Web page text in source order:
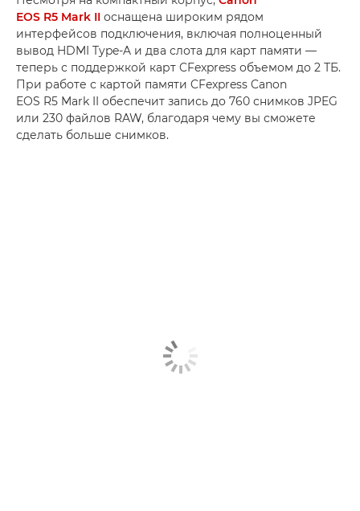
EOS R5 Mark II оснащена широким рядом
интерфейсов подключения, включая полноценный
вывод HDMI Type-A и два слота для карт памяти —
теперь с поддержкой карт CFexpress объемом до 2 ТБ.
При работе с картой памяти CFexpress Canon
EOS R5 Mark II обеспечит запись до 760 снимков JPEG
или 230 файлов RAW, благодаря чему вы сможете
сделать больше снимков.